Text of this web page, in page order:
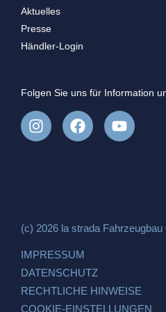
Aktuelles
Presse
Händler-Login
Folgen Sie uns für Information
(c) 2026 la strada Fahrzeugbau
IMPRESSUM
DATENSCHUTZ
RECHTLICHE HINWEISE
COOKIE-EINSTELLUNGEN